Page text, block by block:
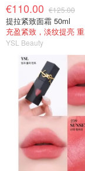
€110.00 €125.00
提拉紧致面霜 50ml
充盈紧致，淡纹提亮
YSL Beauty